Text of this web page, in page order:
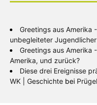
Greetings aus Amerika
unbegleiteter
Greetings aus Amerika
Amerika, und zurück?
Diese drei Ereignisse
WK | Geschichte bei